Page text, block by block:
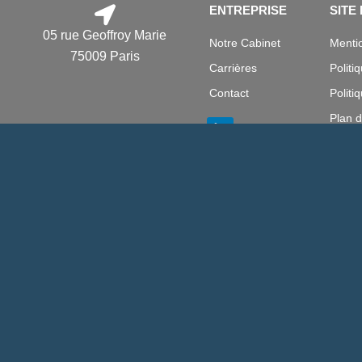
05 rue Geoffroy Marie
75009 Paris
ENTREPRISE
Notre Cabinet
Carrières
Contact
SITE
Plan